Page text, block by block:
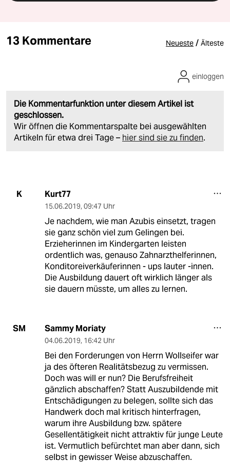
13 Kommentare Neueste / Älteste
Die Kommentarfunktion unter diesem Artikel ist
geschlossen.
Wir öffnen die Kommentarspalte bei ausgewählten
Artikeln für etwa drei Tage – hier sind sie zu finden.
einloggen
K Kurt77
15.06.2019, 09:47 Uhr
Je nachdem, wie man Azubis einsetzt, tragen
sie ganz schön viel zum Gelingen bei.
Erzieherinnen im Kindergarten leisten
ordentlich was, genauso Zahnarzthelferinnen,
Konditoreiverkäuferinnen - ups lauter -innen.
Die Ausbildung dauert oft wirklich länger als
sie dauern müsste, um alles zu lernen.
SM Sammy Moriaty
04.06.2019, 16:42 Uhr
Bei den Forderungen von Herrn Wollseifer war
ja des öfteren Realitätsbezug zu vermissen.
Doch was will er nun? Die Berufsfreiheit
gänzlich abschaffen? Statt Auszubildende mit
Entschädigungen zu belegen, sollte sich das
Handwerk doch mal kritisch hinterfragen,
warum ihre Ausbildung bzw. spätere
Gesellentätigkeit nicht attraktiv für junge Leute
ist. Vermutlich befürchtet man aber dann, sich
selbst in gewisser Weise abzuschaffen.